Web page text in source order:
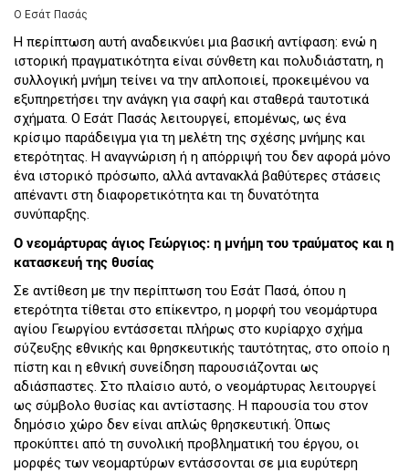
Ο Εσάτ Πασάς
Η περίπτωση αυτή αναδεικνύει μια βασική αντίφαση: ενώ η
ιστορική πραγματικότητα είναι σύνθετη και πολυδιάστατη, η
συλλογική μνήμη τείνει να την απλοποιεί, προκειμένου να
εξυπηρετήσει την ανάγκη για σαφή και σταθερά ταυτοτικά
σχήματα. Ο Εσάτ Πασάς λειτουργεί, επομένως, ως ένα
κρίσιμο παράδειγμα για τη μελέτη της σχέσης μνήμης και
ετερότητας. Η αναγνώριση ή η απόρριψή του δεν αφορά μόνο
ένα ιστορικό πρόσωπο, αλλά αντανακλά βαθύτερες στάσεις
απέναντι στη διαφορετικότητα και τη δυνατότητα
συνύπαρξης.
Ο νεομάρτυρας άγιος Γεώργιος: η μνήμη του τραύματος και η
κατασκευή της θυσίας
Σε αντίθεση με την περίπτωση του Εσάτ Πασά, όπου η
ετερότητα τίθεται στο επίκεντρο, η μορφή του νεομάρτυρα
αγίου Γεωργίου εντάσσεται πλήρως στο κυρίαρχο σχήμα
σύζευξης εθνικής και θρησκευτικής ταυτότητας, στο οποίο η
πίστη και η εθνική συνείδηση παρουσιάζονται ως
αδιάσπαστες. Στο πλαίσιο αυτό, ο νεομάρτυρας λειτουργεί
ως σύμβολο θυσίας και αντίστασης. Η παρουσία του στον
δημόσιο χώρο δεν είναι απλώς θρησκευτική. Όπως
προκύπτει από τη συνολική προβληματική του έργου, οι
μορφές των νεομαρτύρων εντάσσονται σε μια ευρύτερη